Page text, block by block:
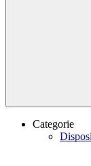
Categorie